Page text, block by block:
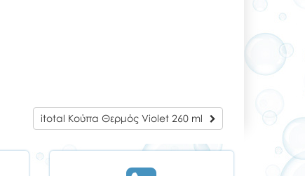
itotal Κούπα Θερμός Violet 260 ml